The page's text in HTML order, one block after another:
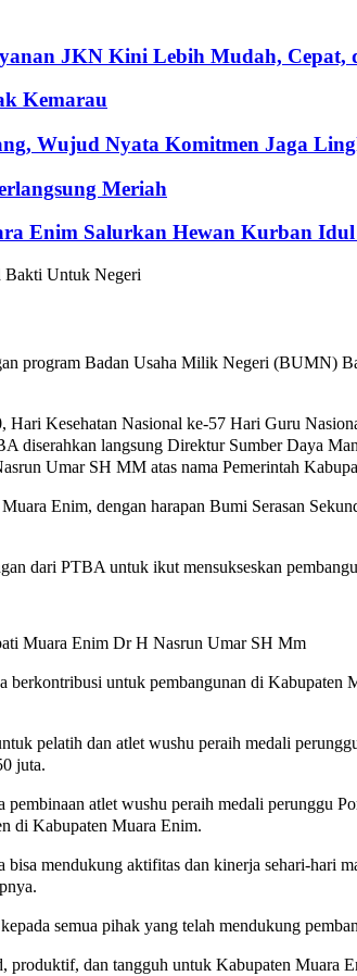
JKN Kini Lebih Mudah, Cepat,
Kemarau
Wujud Nyata Komitmen Jaga
Meriah
Enim Salurkan Hewan Kurban
program Badan Usaha Milik Negeri (BUMN)
Kesehatan Nasional ke-57 Hari Guru
diserahkan langsung Direktur Sumber Daya
Umar SH MM atas nama Pemerintah
Enim, dengan harapan Bumi Serasan
dari PTBA untuk ikut mensukseskan
Muara Enim Dr H Nasrun Umar SH Mm
untuk pembangunan di Kabupaten
pelatih dan atlet wushu peraih medali
juta.
atlet wushu peraih medali perunggu
di Kabupaten Muara Enim.
mendukung aktifitas dan kinerja sehari-hari
semua pihak yang telah mendukung
dan tangguh untuk Kabupaten Muara